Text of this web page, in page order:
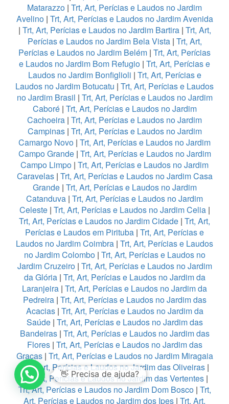
Matarazzo | Trt, Art, Perícias e Laudos no Jardim
Avelino| Trt, Art, Perícias e Laudos no Jardim Avenida
| Trt, Art, Perícias e Laudos no Jardim Bartira| Trt, Art,
Perícias e Laudos no Jardim Bela Vista| Trt, Art,
Perícias e Laudos no Jardim Belém | Trt, Art, Perícias
e Laudos no Jardim Bom Refugio | Trt, Art, Perícias e
Laudos no Jardim Bonfiglioli | Trt, Art, Perícias e
Laudos no Jardim Botucatu | Trt, Art, Perícias e Laudos
no Jardim Brasil | Trt, Art, Perícias e Laudos no Jardim
Caboré| Trt, Art, Perícias e Laudos no Jardim
Cachoeira | Trt, Art, Perícias e Laudos no Jardim
Campinas| Trt, Art, Perícias e Laudos no Jardim
Camargo Novo | Trt, Art, Perícias e Laudos no Jardim
Campo Grande| Trt, Art, Perícias e Laudos no Jardim
Campo Limpo | Trt, Art, Perícias e Laudos no Jardim
Caravelas| Trt, Art, Perícias e Laudos no Jardim Casa
Grande| Trt, Art, Perícias e Laudos no Jardim
Catanduva | Trt, Art, Perícias e Laudos no Jardim
Celeste| Trt, Art, Perícias e Laudos no Jardim Celia|
Trt, Art, Perícias e Laudos no Jardim Cidade | Trt, Art,
Perícias e Laudos em Pirituba | Trt, Art, Perícias e
Laudos no Jardim Coimbra | Trt, Art, Perícias e Laudos
no Jardim Colombo| Trt, Art, Perícias e Laudos no
Jardim Cruzeiro| Trt, Art, Perícias e Laudos no Jardim
da Glória| Trt, Art, Perícias e Laudos no Jardim da
Laranjeira | Trt, Art, Perícias e Laudos no Jardim da
Pedreira| Trt, Art, Perícias e Laudos no Jardim das
Acacias| Trt, Art, Perícias e Laudos no Jardim da
Saúde| Trt, Art, Perícias e Laudos no Jardim das
Bandeiras| Trt, Art, Perícias e Laudos no Jardim das
Flores| Trt, Art, Perícias e Laudos no Jardim das
Graças| Trt, Art, Perícias e Laudos no Jardim Miragaia
|Trt, Art, Perícias e Laudos no Jardim das Oliveiras|
Trt, Art, Perícias e Laudos no Jardim das Vertentes|
Trt, Art, Perícias e Laudos no Jardim Dom Bosco| Trt,
Art, Perícias e Laudos no Jardim dos Ipes | Trt, Art,
1